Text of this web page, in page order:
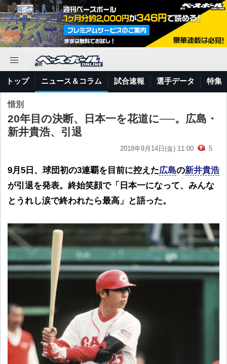
トップ ニュース＆コラム 試合速報 選手データ 特集
惜別
20年目の決断、日本一を花道に──。広島・
新井貴浩、引退
2018年9月14日(金) 11:00 5
9月5日、球団初の3連覇を目前に控えた広島の新井貴浩
が引退を発表。終始笑顔で「日本一になって、みんな
とうれし涙で終われたら最高」と語った。